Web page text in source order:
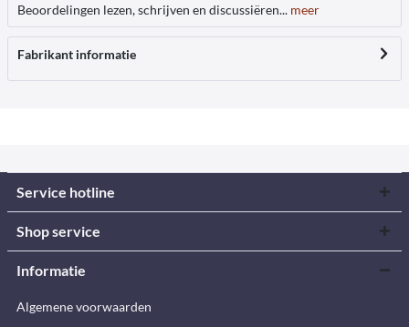
Beoordelingen lezen, schrijven en discussiëren... meer
Fabrikant informatie
Service hotline
Shop service
Informatie
Algemene voorwaarden